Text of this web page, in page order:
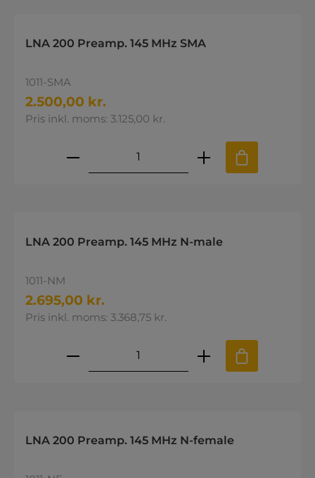
LNA 200 Preamp. 145 MHz SMA
1011-SMA
2.500,00 kr.
Pris inkl. moms: 3.125,00 kr.
Produktmængde: Indtast den
LNA 200 Preamp. 145 MHz N-male
1011-NM
2.695,00 kr.
Pris inkl. moms: 3.368,75 kr.
Produktmængde: Indtast den
LNA 200 Preamp. 145 MHz N-female